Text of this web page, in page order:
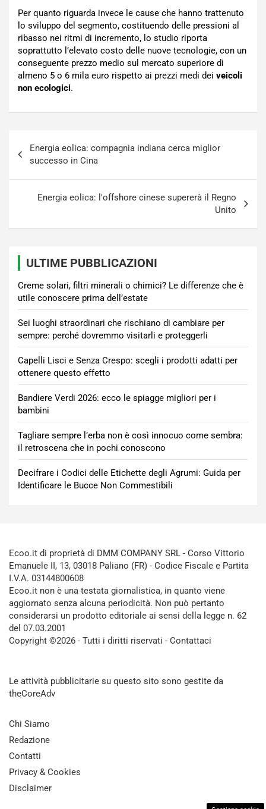
Per quanto riguarda invece le cause che hanno trattenuto
lo sviluppo del segmento, costituendo delle pressioni al
ribasso nei ritmi di incremento, lo studio riporta
soprattutto l’elevato costo delle nuove tecnologie, con un
conseguente prezzo medio sul mercato superiore di
almeno 5 o 6 mila euro rispetto ai prezzi medi dei veicoli
non ecologici.
articoli
Energia eolica: compagnia indiana cerca miglior
successo in Cina
Energia eolica: l'offshore cinese supererà il Regno
Unito
ULTIME PUBBLICAZIONI
Creme solari, filtri minerali o chimici? Le differenze che è
utile conoscere prima dell’estate
Sei luoghi straordinari che rischiano di cambiare per
sempre: perché dovremmo visitarli e proteggerli
Capelli Lisci e Senza Crespo: scegli i prodotti adatti per
ottenere questo effetto
Bandiere Verdi 2026: ecco le spiagge migliori per i
bambini
Tagliare sempre l’erba non è così innocuo come sembra:
il retroscena che in pochi conoscono
Decifrare i Codici delle Etichette degli Agrumi: Guida per
Identificare le Bucce Non Commestibili
Ecoo.it di proprietà di DMM COMPANY SRL - Corso Vittorio
Emanuele II, 13, 03018 Paliano (FR) - Codice Fiscale e Partita
I.V.A. 03144800608
Ecoo.it non è una testata giornalistica, in quanto viene
aggiornato senza alcuna periodicità. Non può pertanto
considerarsi un prodotto editoriale ai sensi della legge n. 62
del 07.03.2001
Copyright ©2026 - Tutti i diritti riservati - Contattaci
Le attività pubblicitarie su questo sito sono gestite da
theCoreAdv
Chi Siamo
Redazione
Contatti
Privacy & Cookies
Disclaimer